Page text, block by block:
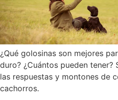
¿Qué golosinas son mejores
duro? ¿Cuántos pueden
las respuestas y montones de
cachorros.